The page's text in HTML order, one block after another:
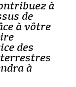
à
de
à vôtre
des
à